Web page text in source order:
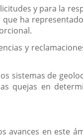
y para la
ha
y
sistemas de
quejas en
avances en este